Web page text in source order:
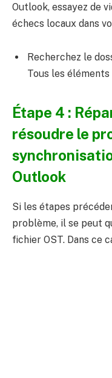
Outlook, essayez de
échecs locaux dans
Recherchez le
Tous les éléments
Étape 4 :
résoudre le
Outlook
Si les étapes
problème, il se peut
fichier OST. Dans ce